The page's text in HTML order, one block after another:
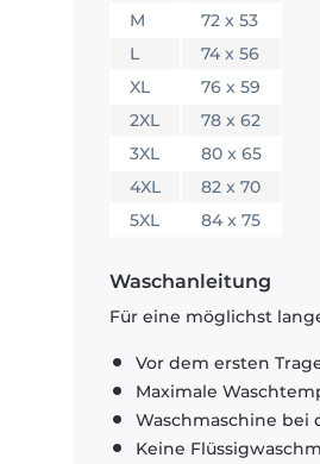
M
72 x 53
L
74 x 56
XL
76 x 59
2XL
78 x 62
3XL
80 x 65
4XL
82 x 70
5XL
84 x 75
Waschanleitung
Für eine möglichst
Vor dem ersten
Maximale
Waschmaschine bei
Keine